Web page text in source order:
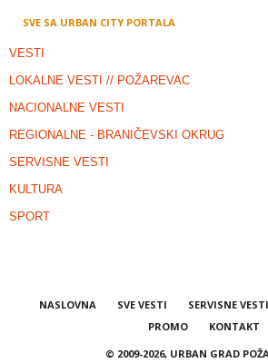
SVE SA URBAN CITY PORTALA
VESTI
LOKALNE VESTI // POŽAREVAC
NACIONALNE VESTI
REGIONALNE - BRANIČEVSKI OKRUG
SERVISNE VESTI
KULTURA
SPORT
NASLOVNA SVE VESTI SERVISNE VESTI
PROMO
KONTAKT
© 2009-2026, URBAN GRAD